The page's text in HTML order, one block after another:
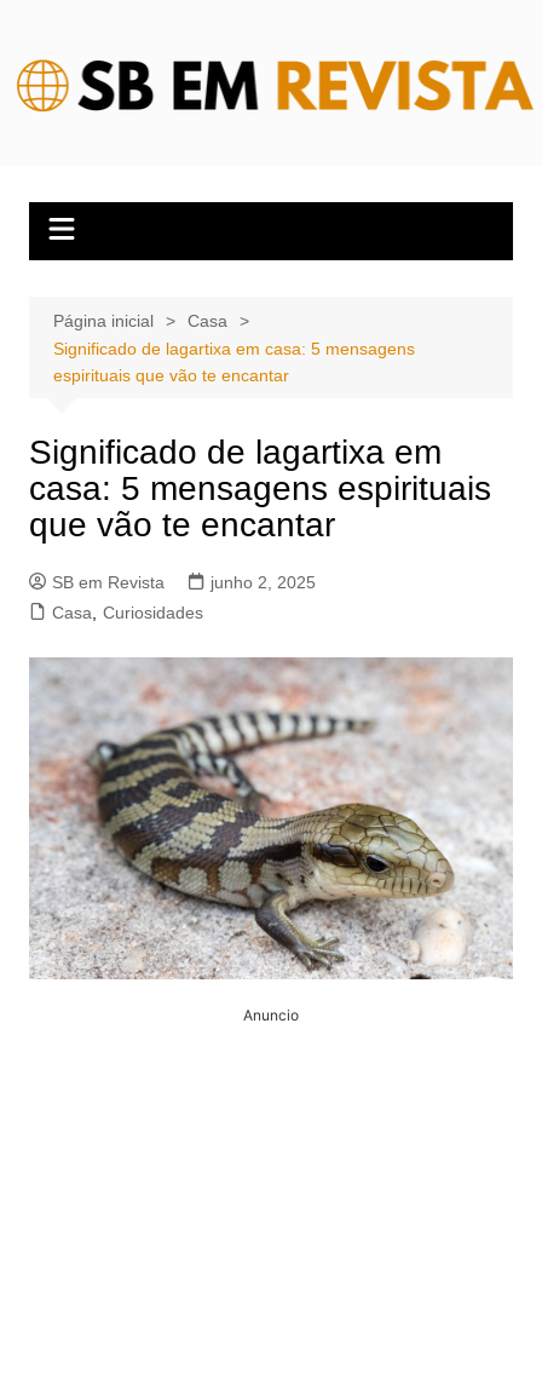
conteúdo
Página inicial
Casa
Significado de lagartixa em casa: 5 mensagens
espirituais que vão te encantar
Significado de lagartixa em
casa: 5 mensagens espirituais
que vão te encantar
SB em Revista
junho 2, 2025
Casa
Curiosidades
Anuncio